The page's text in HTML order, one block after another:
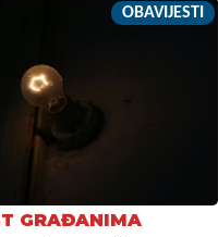
OBAVIJESTI
GRAĐANIMA